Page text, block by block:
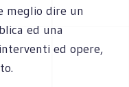
meglio dire un
ed una
ed opere,